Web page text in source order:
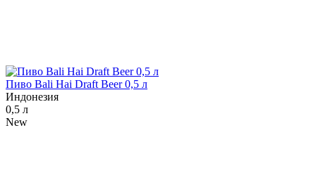
Пиво Bali Hai Draft Beer 0,5 л
Индонезия
0,5 л
New